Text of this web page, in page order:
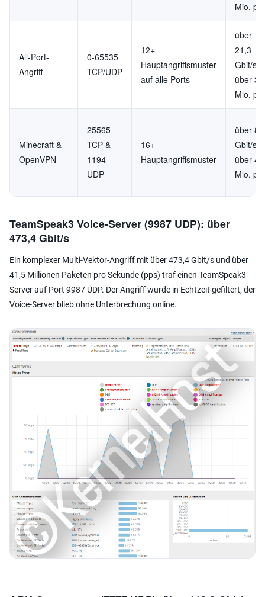
Mio.
All-Port-
Angriff
0-65535
TCP/UDP
12+
Hauptangriffsmuster
auf alle Ports
über
21,3
Gbit/s,
über
Mio.
Minecraft &
OpenVPN
25565
TCP &
1194
UDP
16+
Hauptangriffsmuster
über
Gbit/s,
über 4
Mio.
TeamSpeak3 Voice-Server (9987 UDP): über
473,4 Gbit/s
Ein komplexer Multi-Vektor-Angriff mit über 473,4 Gbit/s und über
41,5 Millionen Paketen pro Sekunde (pps) traf einen TeamSpeak3-
Server auf Port 9987 UDP. Der Angriff wurde in Echtzeit gefiltert, der
Voice-Server blieb ohne Unterbrechung online.